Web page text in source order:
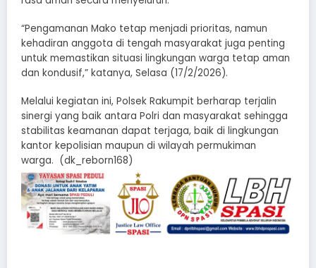
“Pengamanan Mako tetap menjadi prioritas, namun
kehadiran anggota di tengah masyarakat juga penting
untuk memastikan situasi lingkungan warga tetap aman
dan kondusif,” katanya, Selasa (17/2/2026).
Melalui kegiatan ini, Polsek Rakumpit berharap terjalin
sinergi yang baik antara Polri dan masyarakat sehingga
stabilitas keamanan dapat terjaga, baik di lingkungan
kantor kepolisian maupun di wilayah permukiman
warga. (dk_reborn168)